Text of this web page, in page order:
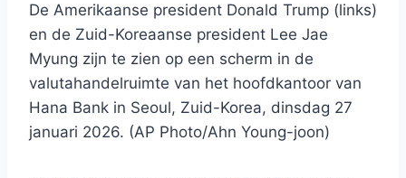
De Amerikaanse president Donald Trump (links)
en de Zuid-Koreaanse president Lee Jae
Myung zijn te zien op een scherm in de
valutahandelruimte van het hoofdkantoor van
Hana Bank in Seoul, Zuid-Korea, dinsdag 27
januari 2026. (AP Photo/Ahn Young-joon)